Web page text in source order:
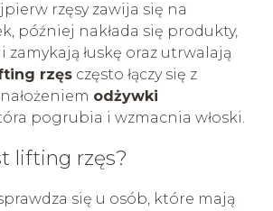
rzęsy zawija się na
później nakłada się produkty,
zamykają łuskę oraz utrwalają
rzęsczęsto łączy się z
odżywki
pogrubia i wzmacnia włoski.
lifting rzęs?
się u osób, które mają